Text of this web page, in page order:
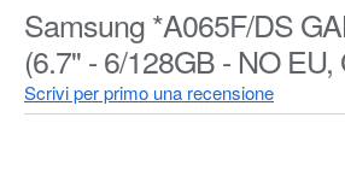
Samsung *A065F/DS
(6.7'' - 6/128GB - NO EU,
ANS PAR HEM) BLACK
Scrivi per primo una recensione